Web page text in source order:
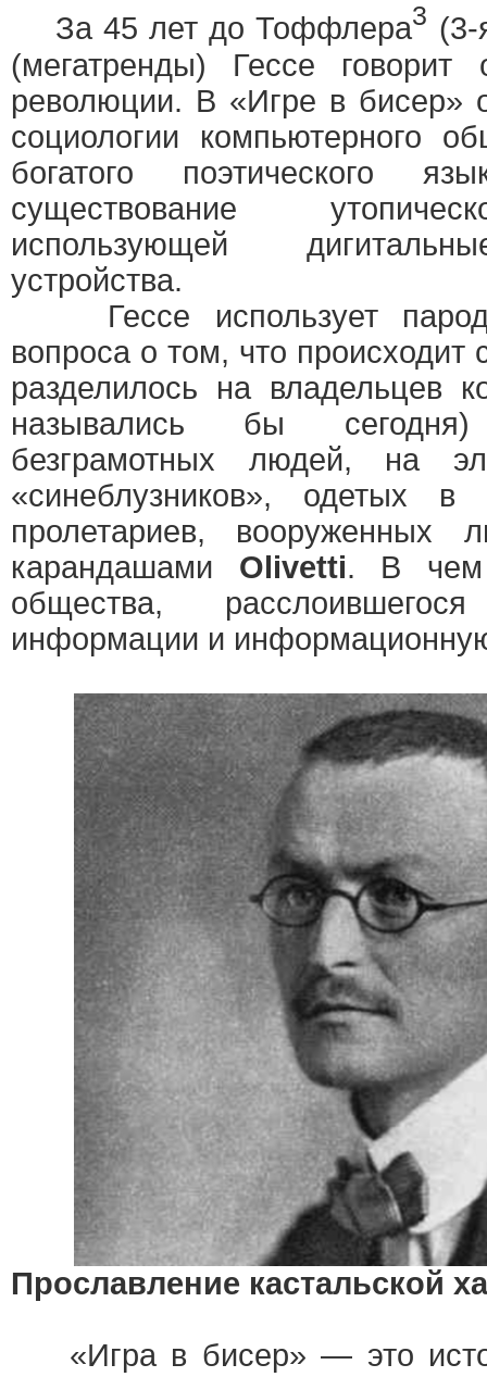
За 45 лет до Тоффлера3 (3-
(мегатренды) Гессе
революции. В «Игре в бисер»
социологии компьютерного
богатого поэтического
существование
использующей
устройства.
Гессе использует
вопроса о том, что происходит
разделилось на владельцев
назывались бы
безграмотных людей, на
«синеблузников», одетых в
пролетариев, вооруженных
карандашами Olivetti. В чем
общества,
информации и
Прославление кастальской
«Игра в бисер» — это